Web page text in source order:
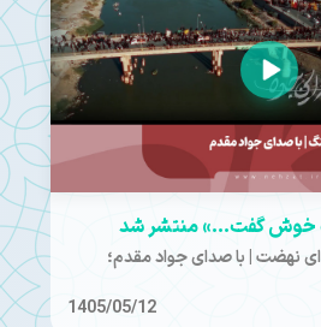
خوش گفت...» منتشر شد
نهضت | با صدای جواد مقدم؛
1405/05/12